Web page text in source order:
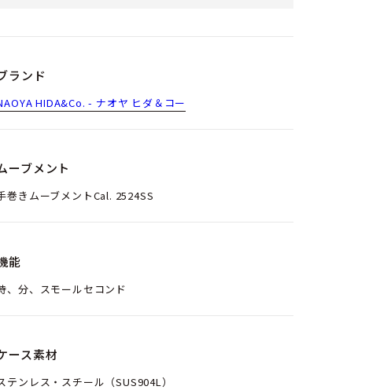
ランド
HIDA&Co. - ナオヤ ヒダ＆コー
ーブメント
巻きムーブメントCal. 2524SS
能
、分、スモールセコンド
ース素材
テンレス・スチール（SUS904L）